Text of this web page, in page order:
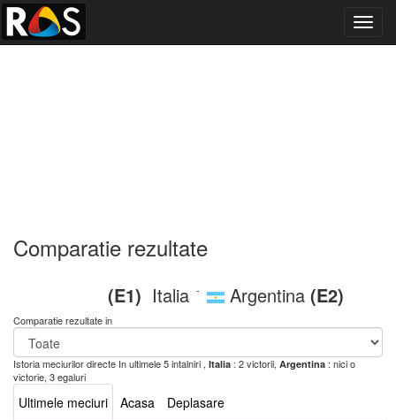
Comparatie rezultate
(E1) Italia - Argentina (E2)
Comparatie rezultate in
Istoria meciurilor directe In ultimele 5 intalniri , Italia : 2 victorii, Argentina : nici o
victorie, 3 egaluri
Ultimele meciuri Acasa Deplasare